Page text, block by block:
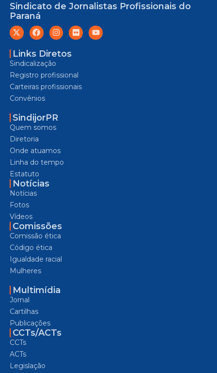
Sindicato de Jornalistas Profissionais do
Paraná
Links Diretos
Sindicalização
Registro profissional
Carteiras profissionais
Convênios
SindijorPR
Quem somos
Diretoria
Onde atuamos
Linha do tempo
Estatuto
Notícias
Notícias
Fotos
Vídeos
Comissões
Comissão ética
Código ética
Igualdade racial
Mulheres
Multimídia
Jornal
Cartilhas
Publicações
CCTs/ACTs
CCTs
ACTs
Legislação